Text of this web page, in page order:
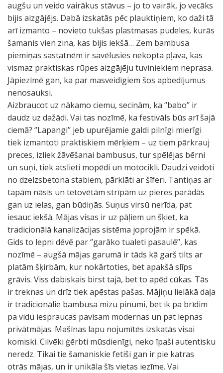
augšu un veido vairākus stāvus – jo to vairāk, jo vecāks
bijis aizgājējs. Dabā izskatās pēc plauktiņiem, ko daži tā
arī izmanto – novieto tukšas plastmasas pudeles, kurās
šamanis vien zina, kas bijis iekšā… Zem bambusa
piemiņas sastatnēm ir savēlusies nekopta pļava, kas
vismaz praktiskas rūpes aizgājēju tuviniekiem neprasa.
Jāpiezīmē gan, ka par masveidīgiem šos apbedījumus
nenosauksi.
Aizbraucot uz nākamo ciemu, secinām, ka ‘’babo’’ ir
daudz uz dažādi. Vai tas nozīmē, ka festivāls būs arī šajā
ciemā? ‘’Lapangi’’ jeb upurējamie galdi pilnīgi mierīgi
tiek izmantoti praktiskiem mērķiem – uz tiem pārkrauj
preces, izliek žāvēšanai bambusus, tur spēlējas bērni
un suņi, tiek atslieti mopēdi un motocikli. Daudzi veidoti
no dzelzsbetona stabiem, pārklāti ar šīferi. Tantiņas ar
tapām nāsīs un tetovētām strīpām uz pieres parādās
gan uz ielas, gan būdiņās. Suņus virsū nerīda, pat
iesauc iekšā. Mājas visas ir uz pāļiem un šķiet, ka
tradicionālā kanalizācijas sistēma joprojām ir spēkā.
Gids to lepni dēvē par ‘’garāko tualeti pasaulē’’, kas
nozīmē – augšā mājas garumā ir tāds kā garš tilts ar
platām šķirbām, kur nokārtoties, bet apakšā slīps
grāvis. Viss dabiskais birst tajā, bet to apēd cūkas. Tās
ir treknas un drīz tiek apēstas pašas. Mājiņu lielākā daļa
ir tradicionālie bambusa mizu pinumi, bet ik pa brīdim
pa vidu iespraucas pavisam modernas un pat lepnas
privātmājas. Mašīnas lapu nojumītēs izskatās visai
komiski. Cilvēki ģērbti mūsdienīgi, neko īpaši autentisku
neredz. Tikai tie šamaniskie fetiši gan ir pie katras
otrās mājas, un ir unikāla šīs vietas iezīme. Vai